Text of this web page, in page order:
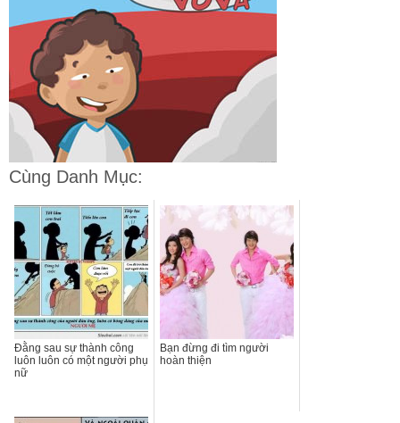
Cùng Danh Mục:
Đằng sau sự thành công
luôn luôn có một người phụ
nữ
Bạn đừng đi tìm người
hoàn thiện